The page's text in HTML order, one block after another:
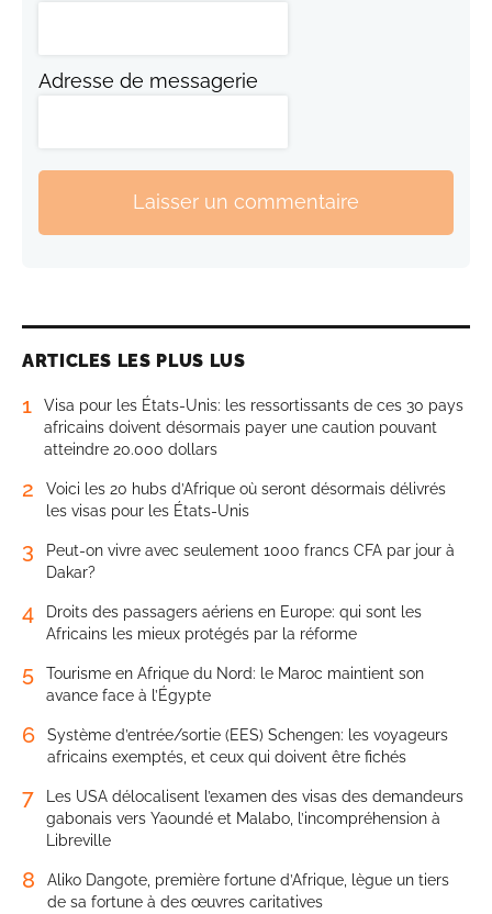
Adresse de messagerie
Laisser un commentaire
ARTICLES LES PLUS LUS
1
Visa pour les États-Unis: les ressortissants de ces 30 pays
africains doivent désormais payer une caution pouvant
atteindre 20.000 dollars
2
Voici les 20 hubs d’Afrique où seront désormais délivrés
les visas pour les États-Unis
3
Peut-on vivre avec seulement 1000 francs CFA par jour à
Dakar?
4
Droits des passagers aériens en Europe: qui sont les
Africains les mieux protégés par la réforme
5
Tourisme en Afrique du Nord: le Maroc maintient son
avance face à l’Égypte
6
Système d’entrée/sortie (EES) Schengen: les voyageurs
africains exemptés, et ceux qui doivent être fichés
7
Les USA délocalisent l’examen des visas des demandeurs
gabonais vers Yaoundé et Malabo, l’incompréhension à
Libreville
8
Aliko Dangote, première fortune d’Afrique, lègue un tiers
de sa fortune à des œuvres caritatives